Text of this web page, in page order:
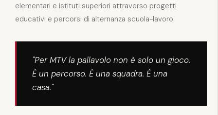
elementari e istituti superiori attraverso progetti
educativi e percorsi di alternanza scuola-lavoro.
"Per MTV la pallavolo non è solo un gioco.
È un percorso. È una squadra. È una
casa."